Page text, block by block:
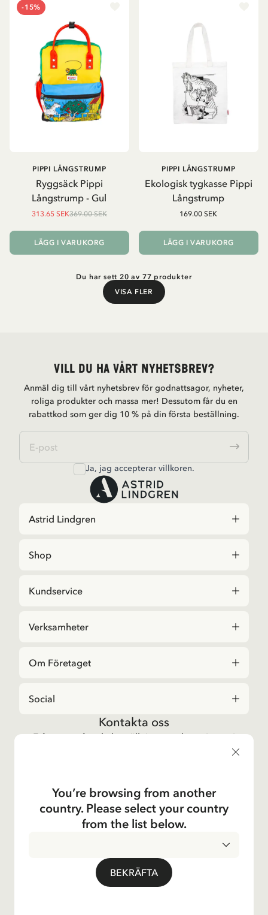
-15%
Ryggsäck Pippi
Långstrump - Gul
PIPPI LÅNGSTRUMP
313.65 SEK369.00 SEK
LÄGG I VARUKORG
Ekologisk tygkasse Pippi
Långstrump
PIPPI LÅNGSTRUMP
169.00 SEK
LÄGG I VARUKORG
Du har sett 20 av 77 produkter
VISA FLER
Visa fler
Vill du ha vårt nyhetsbrev?
Anmäl dig till vårt nyhetsbrev för godnattsagor, nyheter,
roliga produkter och massa mer! Dessutom får du en
rabattkod som ger dig 10 % på din första beställning.
Ja, jag accepterar villkoren.
Astrid Lindgren
Shop
Kundservice
Verksamheter
Om Företaget
Social
Kontakta oss
Frågor angående beställningar och sortiment i
, vänligen kontakta vår
shop@astridlindgren.com
Om du vill komma i kontakt med Astrid Lindgren
Aktiebolag så hittar du alla medarbetare här:
LEVERANSLAND
INTEGRITETSPOLICY
ALLMÄNNA VILLKOR IMPRESSUM
You’re browsing from another
country. Please select your country
from the list below.
BEKRÄFTA